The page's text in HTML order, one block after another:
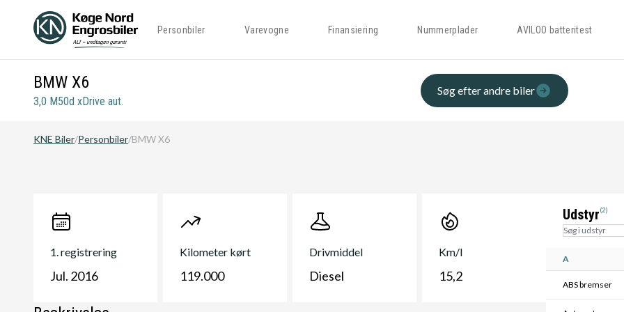
Personbiler Varevogne Finansiering Nummerplader AVILOO batteritest
BMW X6
3,0 M50d xDrive aut.
Søg efter andre biler
KNE Biler/Personbiler/BMW X6
1. registrering
Jul. 2016
Kilometer kørt
119.000
Drivmiddel
Diesel
Km/l
15,2
Udstyr(2)
A
ABS bremser